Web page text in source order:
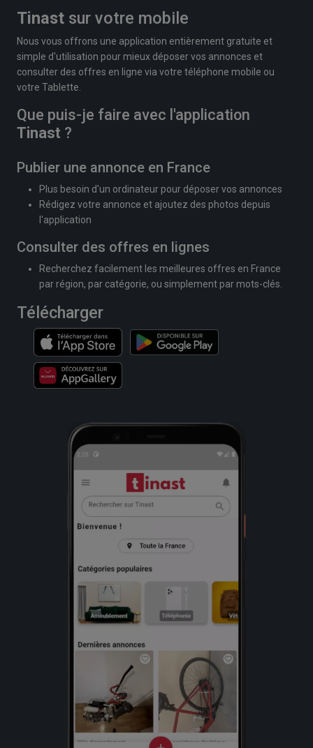
Tinast sur votre mobile
Nous vous offrons une application entièrement gratuite et
simple d'utilisation pour mieux déposer vos annonces et
consulter des offres en ligne via votre téléphone mobile ou
votre Tablette.
Que puis-je faire avec l'application
Tinast ?
Publier une annonce en France
Plus besoin d'un ordinateur pour déposer vos annonces
Rédigez votre annonce et ajoutez des photos depuis
l'application
Consulter des offres en lignes
Recherchez facilement les meilleures offres en France
par région, par catégorie, ou simplement par mots-clés.
Télécharger